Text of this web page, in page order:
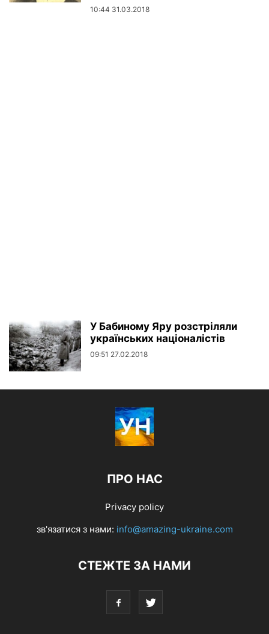
10:44 31.03.2018
У Бабиному Яру розстріляли
українських націоналістів
09:51 27.02.2018
ПРО НАС
Privacy policy
зв'язатися з нами: info@amazing-ukraine.com
СТЕЖТЕ ЗА НАМИ